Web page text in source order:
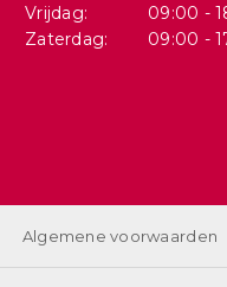
Vrijdag:
09:00 -
Zaterdag:
09:00 -
Algemene voorwaarden